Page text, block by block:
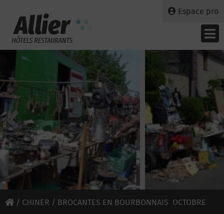
Espace pro
/ CHINER / BROCANTES EN BOURBONNAIS OCTOBRE